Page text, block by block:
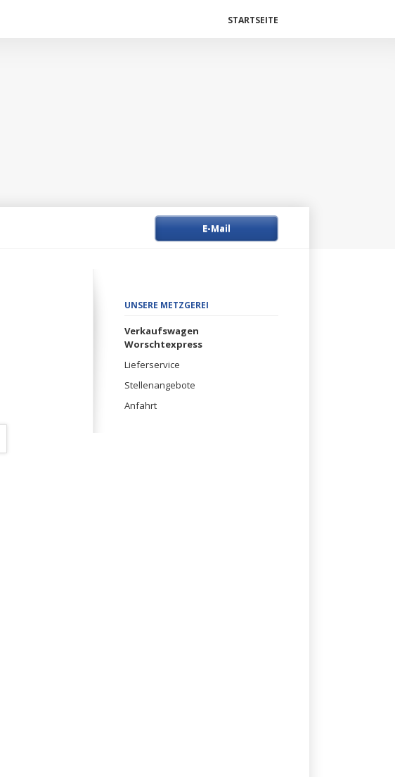
überspringen
STARTSEITE
E-Mail
Navigation
UNSERE METZGEREI
Verkaufswagen
Worschtexpress
Lieferservice
Stellenangebote
Anfahrt